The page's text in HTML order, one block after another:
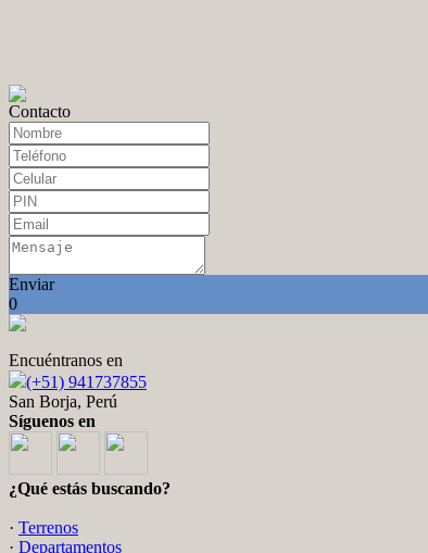
Contacto
Enviar
0
Encuéntranos en
(+51) 941737855
San Borja, Perú
Síguenos en
¿Qué estás buscando?
· Terrenos
· Departamentos